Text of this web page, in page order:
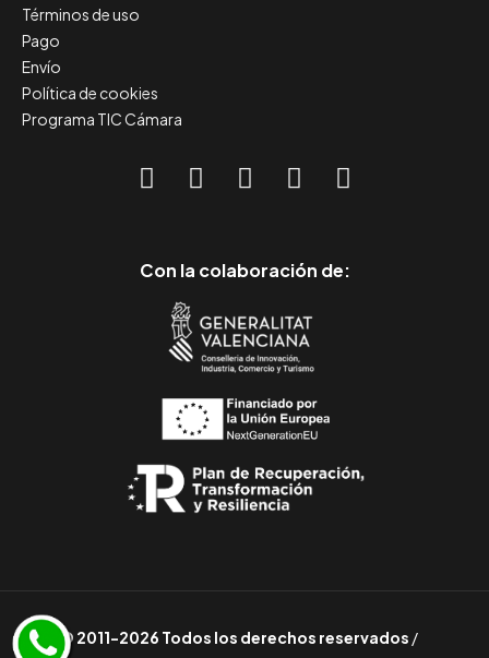
Términos de uso
Pago
Envío
Política de cookies
Programa TIC Cámara
Con la colaboración de:
© 2011-2026 Todos los derechos reservados /